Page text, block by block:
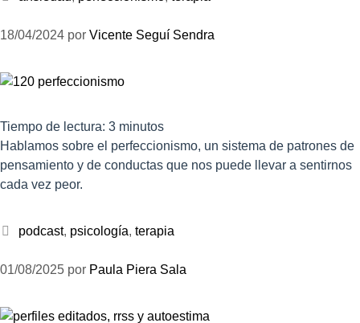
18/04/2024 por Vicente Seguí Sendra
Tiempo de lectura: 3 minutos
Hablamos sobre el perfeccionismo, un sistema de patrones de
pensamiento y de conductas que nos puede llevar a sentirnos
cada vez peor.
podcast, psicología, terapia
01/08/2025 por Paula Piera Sala